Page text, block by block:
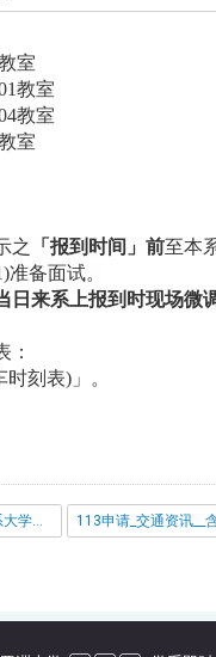
室
教室
教室
室
之 「报到时间」前至本
准备面试。
来系上报到时现场微调
：
时刻表) 」。
113学年度时尚系大学个人申请入学面试时间表_113-05-19_.pdf